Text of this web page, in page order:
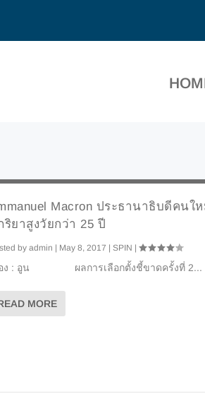
Macron ประธานาธิบดีคนใ
ริยาสูงวัยกว่า 25 ปี
by admin | May 8, 2017 | SPIN |
อง : อูน ผลการเลือกตั้งชี้ขาดครั้งที่ 2...
MORE